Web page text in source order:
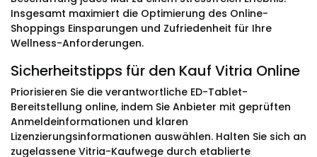
Insgesamt maximiert die Optimierung des Online-
Shoppings Einsparungen und Zufriedenheit für Ihre
Wellness-Anforderungen.
Sicherheitstipps für den Kauf Vitria Online
Priorisieren Sie die verantwortliche ED-Tablet-
Bereitstellung online, indem Sie Anbieter mit geprüften
Anmeldeinformationen und klaren
Lizenzierungsinformationen auswählen. Halten Sie sich an
zugelassene Vitria-Kaufwege durch etablierte